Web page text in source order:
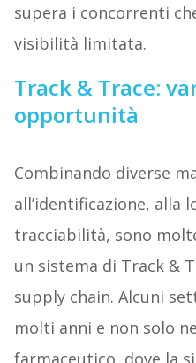
supera i concorrenti
visibilità limitata.
Track & Trace:
opportunità
Combinando diverse
all’identificazione, alla
tracciabilità, sono
un sistema di Track &
supply chain. Alcuni
molti anni e non solo
farmaceutico, dove la